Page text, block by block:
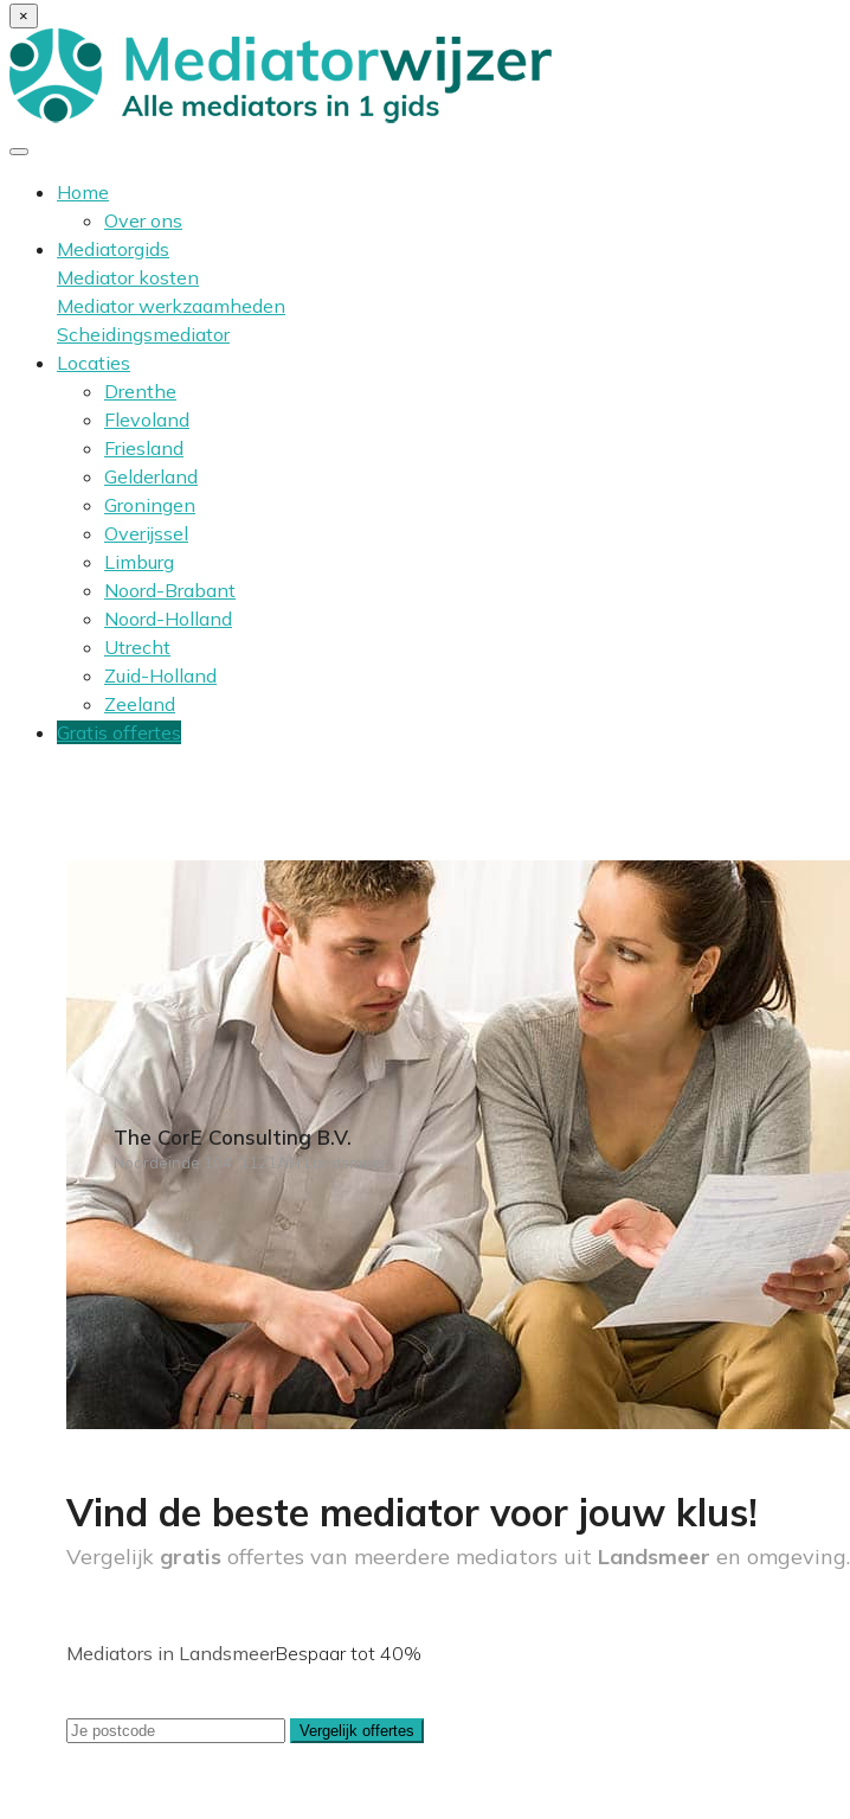
×
Home
Over ons
Mediatorgids
Mediator kosten
Mediator werkzaamheden
Scheidingsmediator
Locaties
Drenthe
Flevoland
Friesland
Gelderland
Groningen
Overijssel
Limburg
Noord-Brabant
Noord-Holland
Utrecht
Zuid-Holland
Zeeland
Gratis offertes
The CorE Consulting B.V.
Noordeinde 104, 1121AH Landsmeer
Vind de beste mediator voor jouw klus!
Vergelijk gratis offertes van meerdere mediators uit Landsmeer en omgeving.
Mediators in LandsmeerBespaar tot 40%
Vergelijk offertes